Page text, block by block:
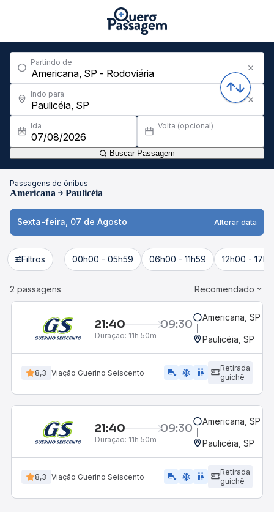
Partindo de
Indo para
Ida Volta (opcional)
Buscar Passagem
Passagens de ônibus
Americana Paulicéia
Sexta-feira, 07 de Agosto Alterar data
Filtros 00h00 - 05h59 06h00 - 11h59 12h00 -
2 passagens Recomendado
21:40 09:30
Duração: 11h 50m
Americana, SP -
Paulicéia, SP
8,3 Viação Guerino Seiscento airline_seat_legroom_extra ac_unit WC
Retirada
guichê
21:40 09:30
Duração: 11h 50m
Americana, SP -
Paulicéia, SP
8,3 Viação Guerino Seiscento airline_seat_legroom_extra ac_unit wc
Retirada
guichê